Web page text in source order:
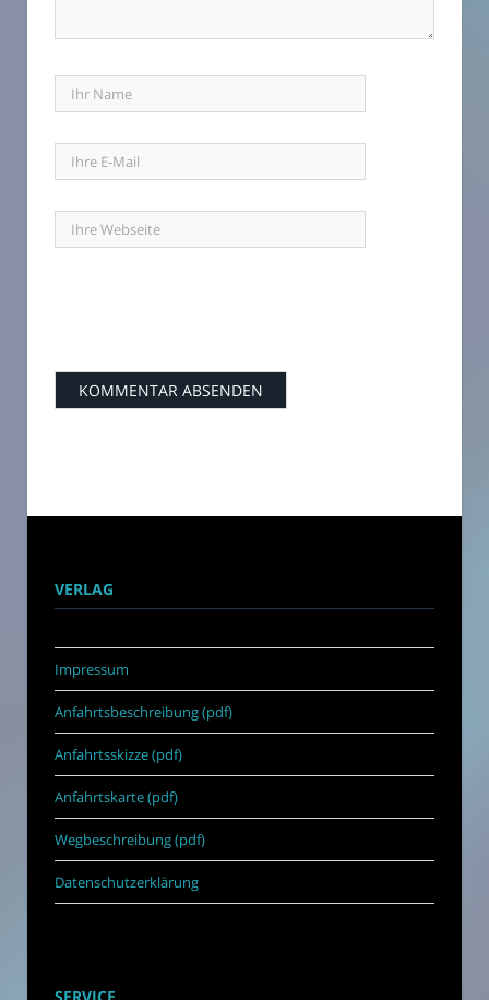
VERLAG
Impressum
Anfahrtsbeschreibung (pdf)
Anfahrtsskizze (pdf)
Anfahrtskarte (pdf)
Wegbeschreibung (pdf)
Datenschutzerklärung
SERVICE